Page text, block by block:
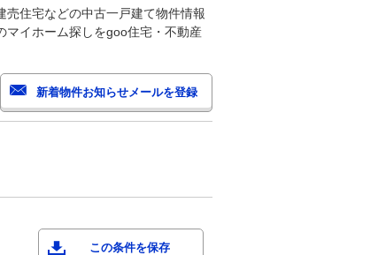
住宅などの中古一戸建て物件情報
マイホーム探しをgoo住宅・不動産
この条件を保存